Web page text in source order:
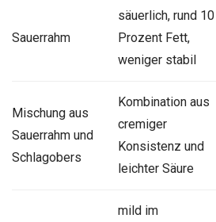
Sauerrahm
säuerlich, rund 10
Prozent Fett,
weniger stabil
Mischung aus
Sauerrahm und
Schlagobers
Kombination aus
cremiger
Konsistenz und
leichter Säure
mild im